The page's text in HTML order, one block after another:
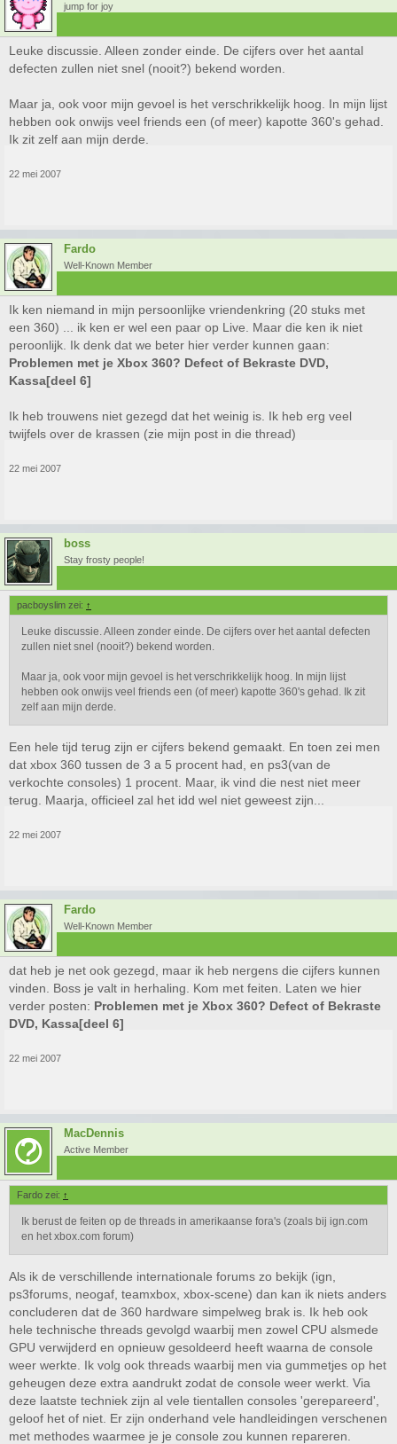
jump for joy
Leuke discussie. Alleen zonder einde. De cijfers over het aantal
defecten zullen niet snel (nooit?) bekend worden.
Maar ja, ook voor mijn gevoel is het verschrikkelijk hoog. In mijn lijst
hebben ook onwijs veel friends een (of meer) kapotte 360's gehad.
Ik zit zelf aan mijn derde.
22 mei 2007
Fardo
Well-Known Member
Ik ken niemand in mijn persoonlijke vriendenkring (20 stuks met
een 360) ... ik ken er wel een paar op Live. Maar die ken ik niet
peroonlijk. Ik denk dat we beter hier verder kunnen gaan:
Problemen met je Xbox 360? Defect of Bekraste DVD,
Kassa[deel 6]
Ik heb trouwens niet gezegd dat het weinig is. Ik heb erg veel
twijfels over de krassen (zie mijn post in die thread)
22 mei 2007
boss
Stay frosty people!
pacboyslim zei: ↑
Leuke discussie. Alleen zonder einde. De cijfers over het aantal defecten
zullen niet snel (nooit?) bekend worden.
Maar ja, ook voor mijn gevoel is het verschrikkelijk hoog. In mijn lijst
hebben ook onwijs veel friends een (of meer) kapotte 360's gehad. Ik zit
zelf aan mijn derde.
Een hele tijd terug zijn er cijfers bekend gemaakt. En toen zei men
dat xbox 360 tussen de 3 a 5 procent had, en ps3(van de
verkochte consoles) 1 procent. Maar, ik vind die nest niet meer
terug. Maarja, officieel zal het idd wel niet geweest zijn...
22 mei 2007
Fardo
Well-Known Member
dat heb je net ook gezegd, maar ik heb nergens die cijfers kunnen
vinden. Boss je valt in herhaling. Kom met feiten. Laten we hier
verder posten: Problemen met je Xbox 360? Defect of Bekraste
DVD, Kassa[deel 6]
22 mei 2007
MacDennis
Active Member
Fardo zei: ↑
Ik berust de feiten op de threads in amerikaanse fora's (zoals bij ign.com
en het xbox.com forum)
Als ik de verschillende internationale forums zo bekijk (ign,
ps3forums, neogaf, teamxbox, xbox-scene) dan kan ik niets anders
concluderen dat de 360 hardware simpelweg brak is. Ik heb ook
hele technische threads gevolgd waarbij men zowel CPU alsmede
GPU verwijderd en opnieuw gesoldeerd heeft waarna de console
weer werkte. Ik volg ook threads waarbij men via gummetjes op het
geheugen deze extra aandrukt zodat de console weer werkt. Via
deze laatste techniek zijn al vele tientallen consoles 'gerepareerd',
geloof het of niet. Er zijn onderhand vele handleidingen verschenen
met methodes waarmee je je console zou kunnen repareren.